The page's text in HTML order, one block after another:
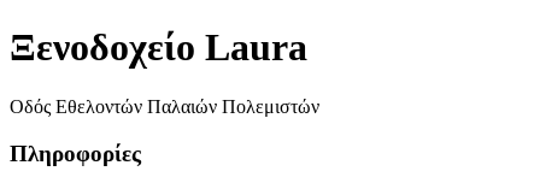
Ξενοδοχείο Laura
Οδός Εθελοντών Παλαιών Πολεμιστών
Πληροφορίες